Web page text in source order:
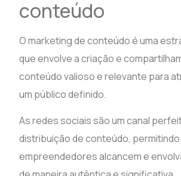
conteúdo
O marketing de conteúdo é uma
que envolve a criação e
conteúdo valioso e relevante para
um público definido.
As redes sociais são um canal
distribuição de conteúdo,
empreendedores alcancem e